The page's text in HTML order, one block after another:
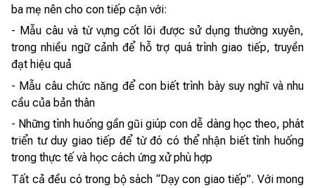
ba mẹ nên cho con tiếp cận với:
- Mẫu câu và từ vựng cốt lõi được sử dụng thường xuyên,
trong nhiều ngữ cảnh để hỗ trợ quá trình giao tiếp, truyền
đạt hiệu quả
- Mẫu câu chức năng để con biết trình bày suy nghĩ và nhu
cầu của bản thân
- Những tình huống gần gũi giúp con dễ dàng học theo, phát
triển tư duy giao tiếp để từ đó có thể nhận biết tình huống
trong thực tế và học cách ứng xử phù hợp
Tất cả đều có trong bộ sách “Dạy con giao tiếp”. Với mong